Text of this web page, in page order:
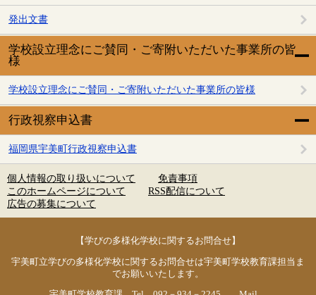
発出文書
学校設立理念にご賛同・ご寄附いただいた事業所の皆
様
学校設立理念にご賛同・ご寄附いただいた事業所の皆様
行政視察申込書
福岡県宇美町行政視察申込書
個人情報の取り扱いについて
免責事項
このホームページについて
RSS配信について
広告の募集について
【学びの多様化学校に関するお問合せ】
宇美町立学びの多様化学校に関するお問合せは宇美町学校教育課担当ま
でお願いいたします。